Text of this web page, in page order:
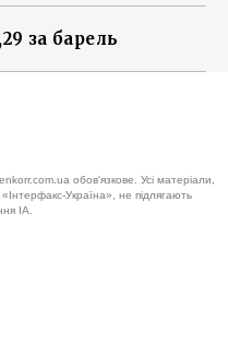
за барель
обов'язкове. Усі матеріали,
Україна», не підлягають
ІА.